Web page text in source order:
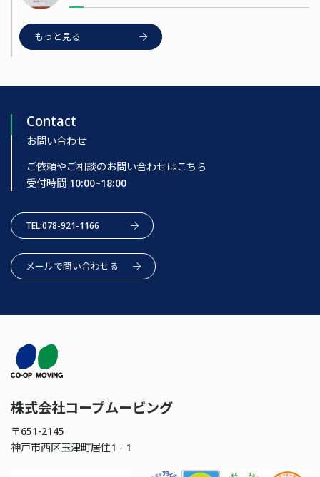
もっと見る
Contact
お問い合わせ
ご依頼やご相談のお問い合わせはこちら
受付時間 10:00~18:00
TEL:078-921-1166
メールで問い合わせる
株式会社コープムービング
〒651-2145
神戸市西区玉津町居住1 - 1